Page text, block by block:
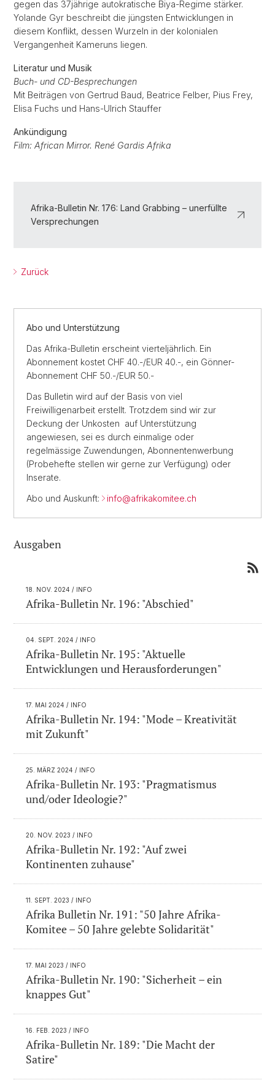
gegen das 37jährige autokratische Biya-Regime stärker.
Yolande Gyr beschreibt die jüngsten Entwicklungen in
diesem Konflikt, dessen Wurzeln in der kolonialen
Vergangenheit Kameruns liegen.
Literatur und Musik
Buch- und CD-Besprechungen
Mit Beiträgen von Gertrud Baud, Beatrice Felber, Pius Frey,
Elisa Fuchs und Hans-Ulrich Stauffer
Ankündigung
Film: African Mirror. René Gardis Afrika
Afrika-Bulletin Nr. 176: Land Grabbing – unerfüllte
Versprechungen
Zurück
Abo und Unterstützung
Das Afrika-Bulletin erscheint vierteljährlich. Ein
Abonnement kostet CHF 40.-/EUR 40.-, ein Gönner-
Abonnement CHF 50.-/EUR 50.-
Das Bulletin wird auf der Basis von viel
Freiwilligenarbeit erstellt. Trotzdem sind wir zur
Deckung der Unkosten auf Unterstützung
angewiesen, sei es durch einmalige oder
regelmässige Zuwendungen, Abonnentenwerbung
(Probehefte stellen wir gerne zur Verfügung) oder
Inserate.
Abo und Auskunft:
info@afrikakomitee.ch
Ausgaben
18. NOV. 2024 / INFO
Afrika-Bulletin Nr. 196: "Abschied"
04. SEPT. 2024 / INFO
Afrika-Bulletin Nr. 195: "Aktuelle
Entwicklungen und Herausforderungen"
17. MAI 2024 / INFO
Afrika-Bulletin Nr. 194: "Mode – Kreativität
mit Zukunft"
25. MÄRZ 2024 / INFO
Afrika-Bulletin Nr. 193: "Pragmatismus
und/oder Ideologie?"
20. NOV. 2023 / INFO
Afrika-Bulletin Nr. 192: "Auf zwei
Kontinenten zuhause"
11. SEPT. 2023 / INFO
Afrika Bulletin Nr. 191: "50 Jahre Afrika-
Komitee – 50 Jahre gelebte Solidarität"
17. MAI 2023 / INFO
Afrika-Bulletin Nr. 190: "Sicherheit – ein
knappes Gut"
16. FEB. 2023 / INFO
Afrika-Bulletin Nr. 189: "Die Macht der
Satire"